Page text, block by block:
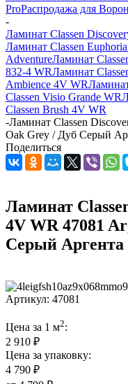
ProРаспродажа для
-
Ламинат Classen
Ламинат Classen
AdventureЛаминат
832-4 WRЛаминат
Ambience 4V WR
Classen Visio Grande WR
Classen Brush 4V WR
-Ламинат Classen
Oak Grey / Дуб Серый
Поделиться
Ламинат
4V WR 47081
Серый Аргента
Артикул: 47081
Цена за 1 м2:
2 910 ₽
Цена за упаковку:
4 790 ₽